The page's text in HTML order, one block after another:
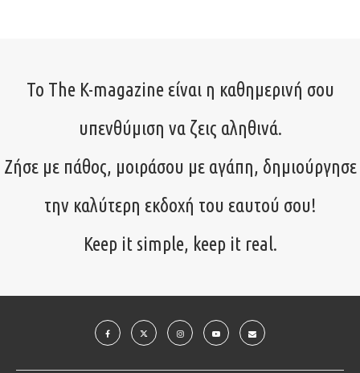
Το The K-magazine είναι η καθημερινή σου
υπενθύμιση να ζεις αληθινά.
Ζήσε με πάθος, μοιράσου με αγάπη, δημιούργησε
την καλύτερη εκδοχή του εαυτού σου!
Keep it simple, keep it real.